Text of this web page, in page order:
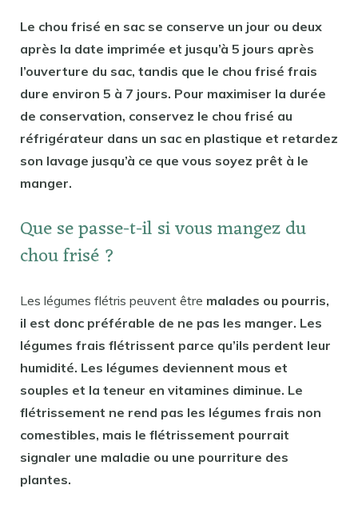
Le chou frisé en sac se conserve un jour ou deux
après la date imprimée et jusqu’à 5 jours après
l’ouverture du sac, tandis que le chou frisé frais
dure environ 5 à 7 jours. Pour maximiser la durée
de conservation, conservez le chou frisé au
réfrigérateur dans un sac en plastique et retardez
son lavage jusqu’à ce que vous soyez prêt à le
manger.
Que se passe-t-il si vous mangez du
chou frisé ?
Les légumes flétris peuvent être malades ou pourris,
il est donc préférable de ne pas les manger. Les
légumes frais flétrissent parce qu’ils perdent leur
humidité. Les légumes deviennent mous et
souples et la teneur en vitamines diminue. Le
flétrissement ne rend pas les légumes frais non
comestibles, mais le flétrissement pourrait
signaler une maladie ou une pourriture des
plantes.